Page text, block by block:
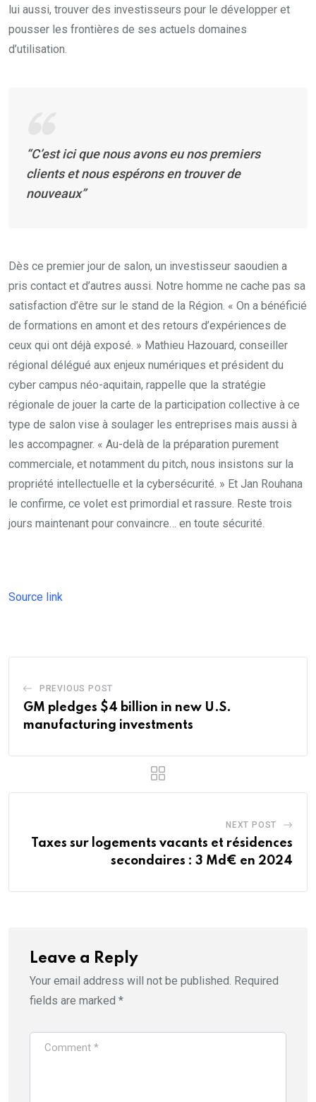
lui aussi, trouver des investisseurs pour le développer et
pousser les frontières de ses actuels domaines
d’utilisation.
“C’est ici que nous avons eu nos premiers
clients et nous espérons en trouver de
nouveaux”
Dès ce premier jour de salon, un investisseur saoudien a
pris contact et d’autres aussi. Notre homme ne cache pas sa
satisfaction d’être sur le stand de la Région. « On a bénéficié
de formations en amont et des retours d’expériences de
ceux qui ont déjà exposé. » Mathieu Hazouard, conseiller
régional délégué aux enjeux numériques et président du
cyber campus néo-aquitain, rappelle que la stratégie
régionale de jouer la carte de la participation collective à ce
type de salon vise à soulager les entreprises mais aussi à
les accompagner. « Au-delà de la préparation purement
commerciale, et notamment du pitch, nous insistons sur la
propriété intellectuelle et la cybersécurité. » Et Jan Rouhana
le confirme, ce volet est primordial et rassure. Reste trois
jours maintenant pour convaincre… en toute sécurité.
Source link
PREVIOUS POST
GM pledges $4 billion in new U.S.
manufacturing investments
NEXT POST
Taxes sur logements vacants et résidences
secondaires : 3 Md€ en 2024
Leave a Reply
Your email address will not be published. Required
fields are marked *